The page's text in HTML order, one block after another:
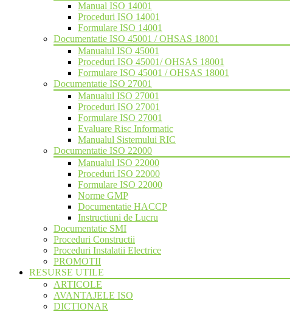
Manual ISO 14001
Proceduri ISO 14001
Formulare ISO 14001
Documentatie ISO 45001 / OHSAS 18001
Manualul ISO 45001
Proceduri ISO 45001/ OHSAS 18001
Formulare ISO 45001 / OHSAS 18001
Documentatie ISO 27001
Manualul ISO 27001
Proceduri ISO 27001
Formulare ISO 27001
Evaluare Risc Informatic
Manualul Sistemului RIC
Documentatie ISO 22000
Manualul ISO 22000
Proceduri ISO 22000
Formulare ISO 22000
Norme GMP
Documentatie HACCP
Instructiuni de Lucru
Documentatie SMI
Proceduri Constructii
Proceduri Instalatii Electrice
PROMOTII
RESURSE UTILE
ARTICOLE
AVANTAJELE ISO
DICTIONAR